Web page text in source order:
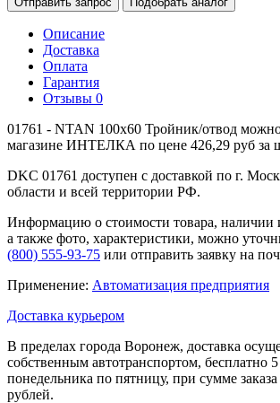
Описание
Доставка
Оплата
Гарантия
Отзывы 0
01761 - NTAN 100x60 Тройник/отвод
магазине ИНТЕЛКА по цене 426,29 руб за
DKC 01761 доступен с доставкой по г.
области и всей территории РФ.
Информацию о стоимости товара, наличии
а также фото, характеристики, можно
(800) 555-93-75 или отправить заявку на
Применение: Автоматизация предприятия
Доставка курьером
В пределах города Воронеж, доставка
собственным автотранспортом, бесплатно
понедельника по пятницу, при сумме
рублей.